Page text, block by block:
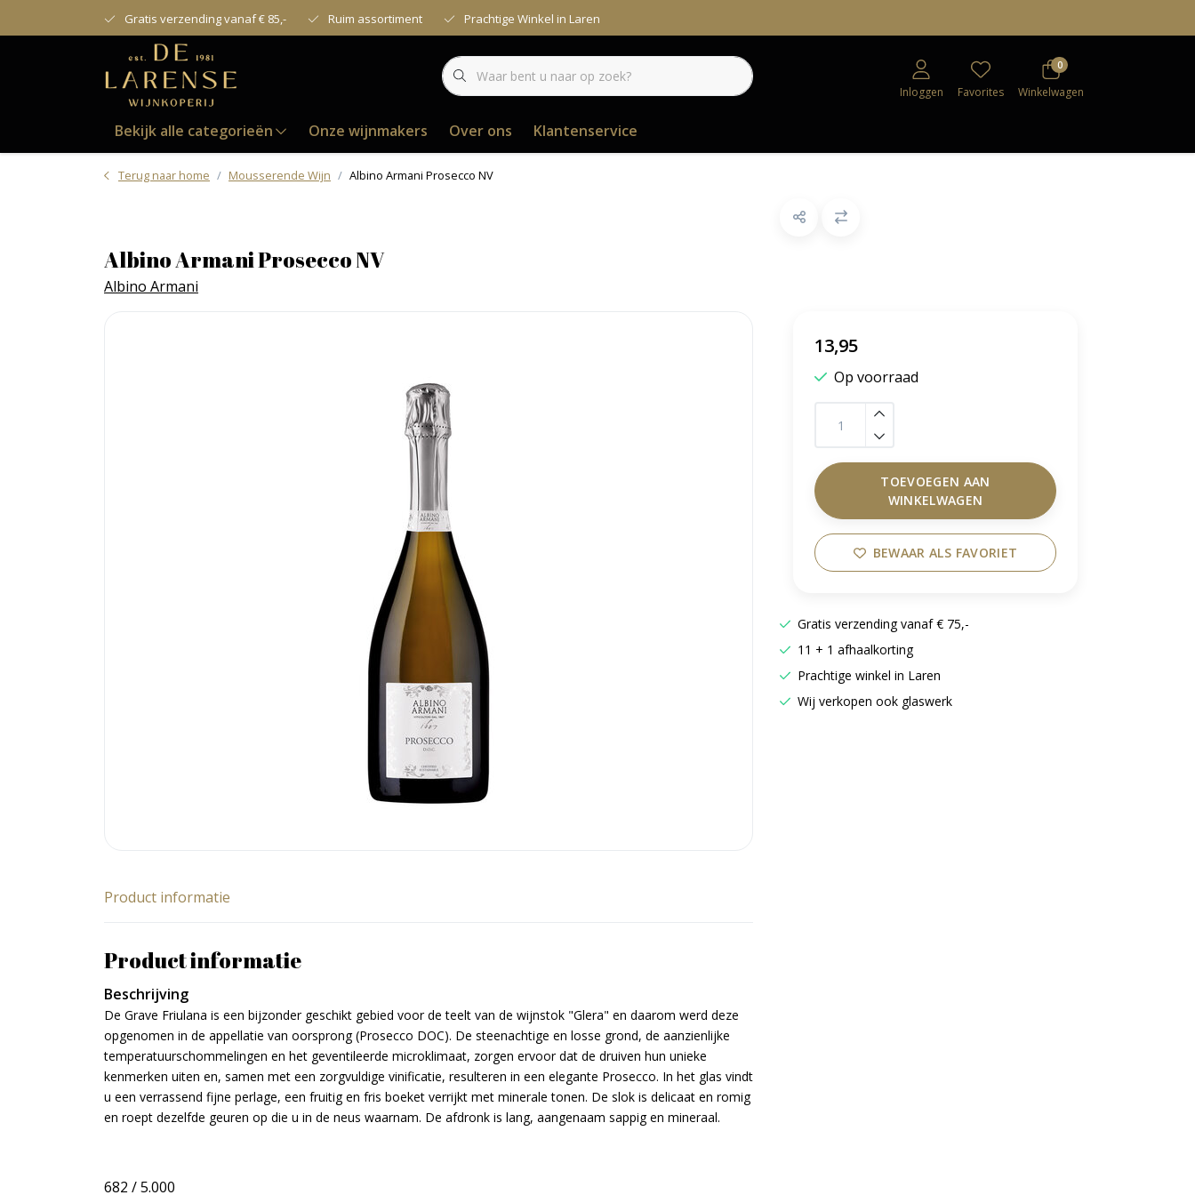
Gratis verzending vanaf € 85,- Ruim assortiment Prachtige Winkel in Laren
Inloggen Favorites
0
Winkelwagen
Bekijk alle categorieën Onze wijnmakers Over ons Klantenservice
Terug naar home Mousserende Wijn Albino Armani Prosecco NV
Albino Armani Prosecco NV
Albino Armani
13,95
Op voorraad
TOEVOEGEN AAN
WINKELWAGEN
BEWAAR ALS FAVORIET
Gratis verzending vanaf € 75,-
11 + 1 afhaalkorting
Prachtige winkel in Laren
Wij verkopen ook glaswerk
Product informatie
Product informatie
Beschrijving
De Grave Friulana is een bijzonder geschikt gebied voor de teelt van de wijnstok "Glera" en daarom werd deze
opgenomen in de appellatie van oorsprong (Prosecco DOC). De steenachtige en losse grond, de aanzienlijke
temperatuurschommelingen en het geventileerde microklimaat, zorgen ervoor dat de druiven hun unieke
kenmerken uiten en, samen met een zorgvuldige vinificatie, resulteren in een elegante Prosecco. In het glas vindt
u een verrassend fijne perlage, een fruitig en fris boeket verrijkt met minerale tonen. De slok is delicaat en romig
en roept dezelfde geuren op die u in de neus waarnam. De afdronk is lang, aangenaam sappig en mineraal.
682 / 5.000